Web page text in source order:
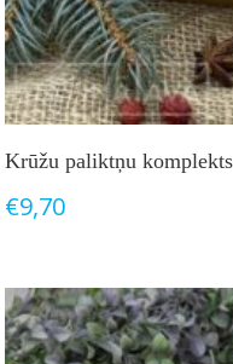
Krūžu paliktņu
€9,70